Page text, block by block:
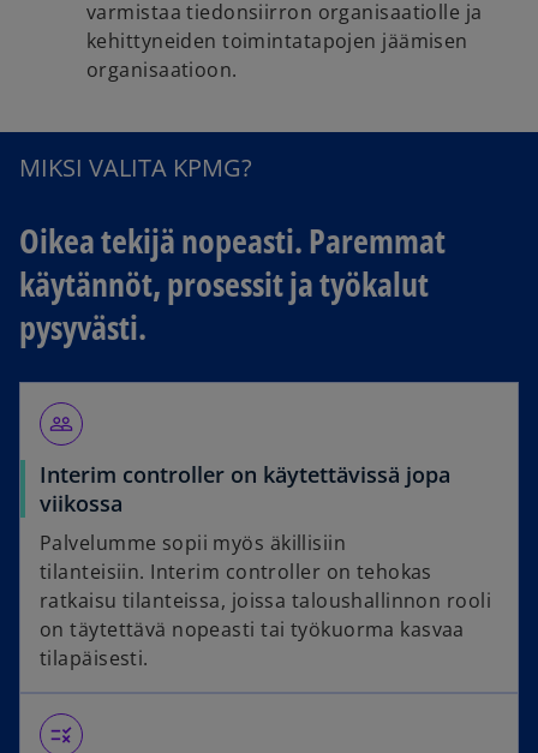
varmistaa tiedonsiirron organisaatiolle ja
kehittyneiden toimintatapojen jäämisen
organisaatioon.
MIKSI VALITA KPMG?
Oikea tekijä nopeasti. Paremmat
käytännöt, prosessit ja työkalut
pysyvästi.
people_outline
Interim controller on käytettävissä jopa
viikossa
Palvelumme sopii myös äkillisiin
tilanteisiin. Interim controller on tehokas
ratkaisu tilanteissa, joissa taloushallinnon rooli
on täytettävä nopeasti tai työkuorma kasvaa
tilapäisesti.
rule